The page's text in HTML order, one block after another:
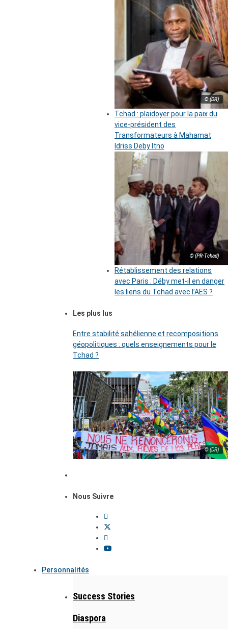
© (DR)
Tchad : plaidoyer pour la paix du
vice-président des
Transformateurs à Mahamat
Idriss Deby Itno
© (PR-Tchad)
Rétablissement des relations
avec Paris : Déby met-il en danger
les liens du Tchad avec l’AES ?
Les plus lus
Entre stabilité sahélienne et recompositions
géopolitiques : quels enseignements pour le
Tchad ?
© (DR)
Nous Suivre
Personnalités
Success Stories
Diaspora